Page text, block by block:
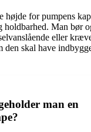
højde for pumpens
holdbarhed. Man bør
eller
den skal have
man en